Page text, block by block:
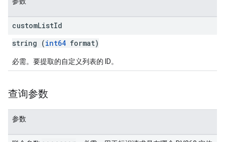
customListId
string (int64 format)
必需。要提取的自定义列表的 ID。
查询参数
参数